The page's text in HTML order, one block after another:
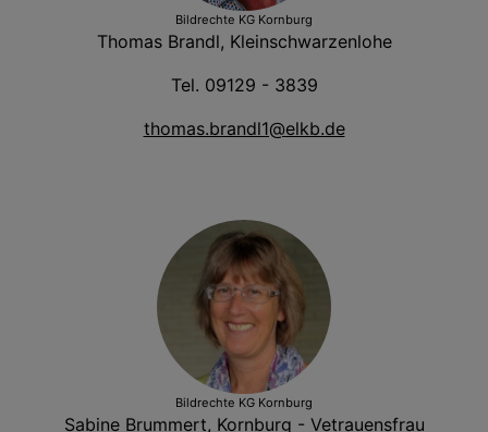
Bildrechte KG Kornburg
Thomas Brandl, Kleinschwarzenlohe
Tel. 09129 - 3839
thomas.brandl1@elkb.de
Bildrechte KG Kornburg
Sabine Brummert, Kornburg - Vetrauensfrau